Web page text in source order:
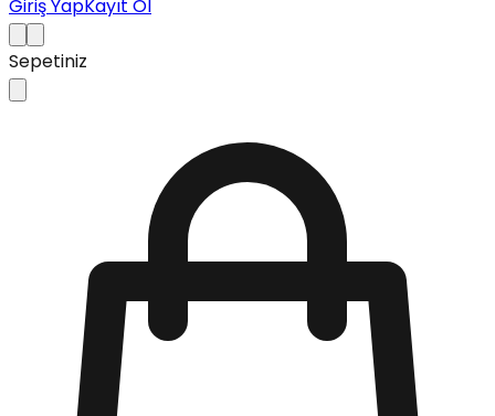
Giriş YapKayıt Ol
Sepetiniz